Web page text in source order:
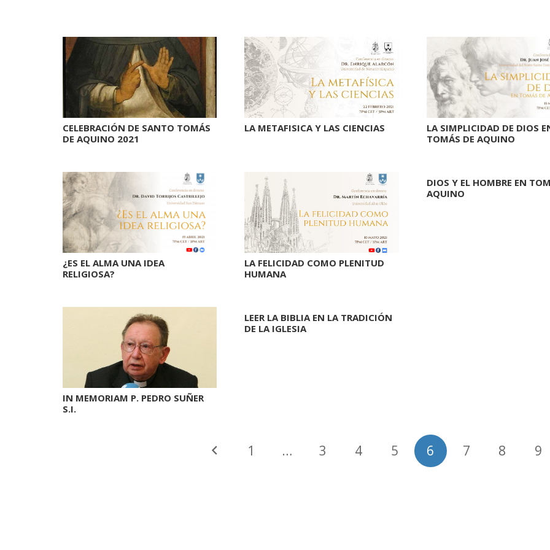
CELEBRACIÓN DE SANTO TOMÁS
DE AQUINO 2021
LA METAFISICA Y LAS CIENCIAS
LA SIMPLICIDAD DE DIOS
TOMÁS DE AQUINO
¿ES EL ALMA UNA IDEA
RELIGIOSA?
LA FELICIDAD COMO PLENITUD
HUMANA
DIOS Y EL HOMBRE EN
AQUINO
IN MEMORIAM P. PEDRO SUÑER
S.I.
LEER LA BIBLIA EN LA TRADICIÓN
DE LA IGLESIA
1 … 3 4 5 6 7 8 9